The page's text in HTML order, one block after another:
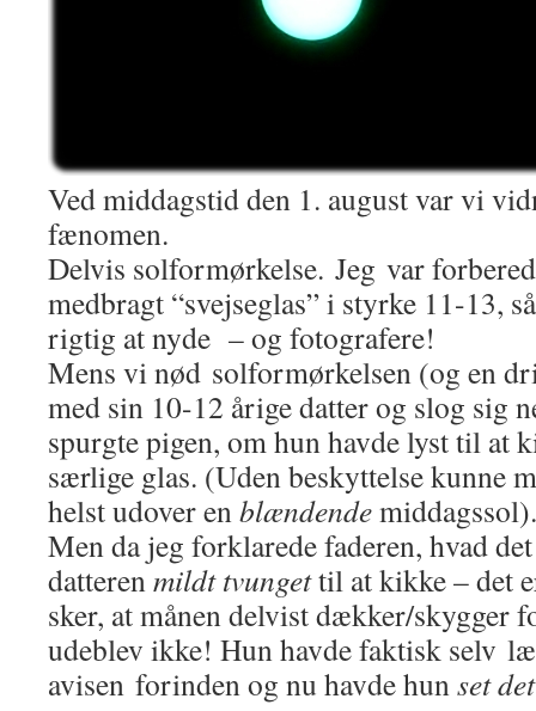
Ved middagstid den 1. august var vi
fænomen.
Delvis solformørkelse. Jeg var
medbragt “svejseglas” i styrke 11-13,
rigtig at nyde – og fotografere!
Mens vi nød solformørkelsen (og en
med sin 10-12 årige datter og slog sig
spurgte pigen, om hun havde lyst til at
særlige glas. (Uden beskyttelse kunne
helst udover enblændende
Men da jeg forklarede faderen, hvad
datterenmildt tvungettil at kikke – det
sker, at månen delvist dækker/skygger
udeblev ikke! Hun havde faktisk selv
avisen forinden og nu havde hunset det